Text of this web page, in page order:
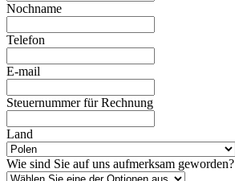
Nochname
Telefon
E-mail
Steuernummer für Rechnung
Land
Wie sind Sie auf uns aufmerksam geworden?